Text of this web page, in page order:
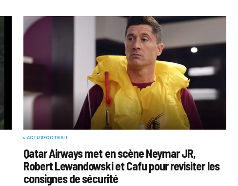
ACTUSFOOTBALL
Qatar Airways met en scène Neymar JR,
Robert Lewandowski et Cafu pour revisiter les
consignes de sécurité